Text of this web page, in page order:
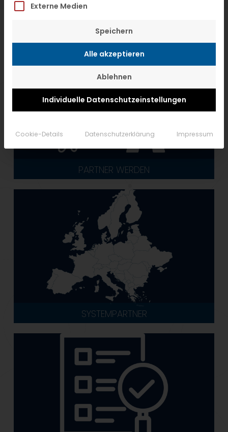
PARTNER WERDEN
SYSTEMPARTNER
Externe Medien
Speichern
Alle akzeptieren
Ablehnen
Individuelle Datenschutzeinstellungen
Cookie-Details Datenschutzerklärung Impressum